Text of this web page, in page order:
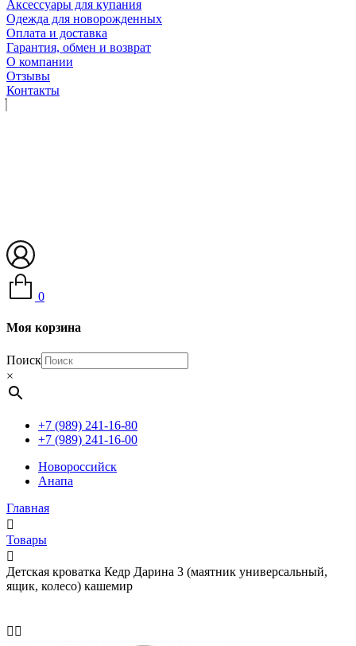
Аксессуары для купания
Одежда для новорожденных
Оплата и доставка
Гарантия, обмен и возврат
О компании
Отзывы
Контакты
0
Моя корзина
Поиск
×
+7 (989) 241-16-80
+7 (989) 241-16-00
Новороссийск
Анапа
Главная
Товары
Детская кроватка Кедр Дарина 3 (маятник универсальный,
ящик, колесо) кашемир